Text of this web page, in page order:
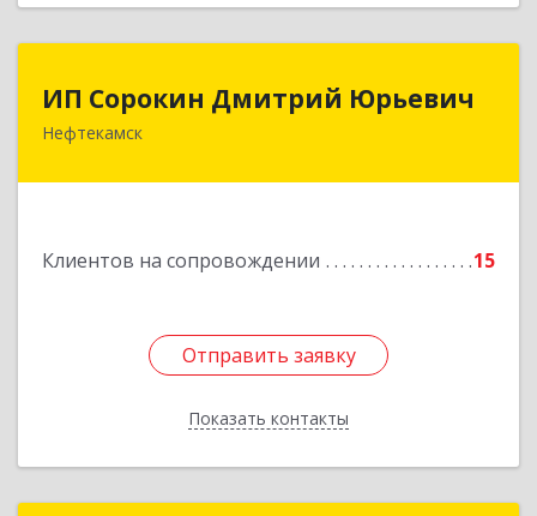
ИП Сорокин Дмитрий Юрьевич
Нефтекамск
Клиентов на сопровождении 15
Отправить заявку
Показать контакты
ИП Сорокин Дмитрий Юрьевич
452684, Башкортостан Респ, Нефтекамск г,
Отправить заявку
Назад